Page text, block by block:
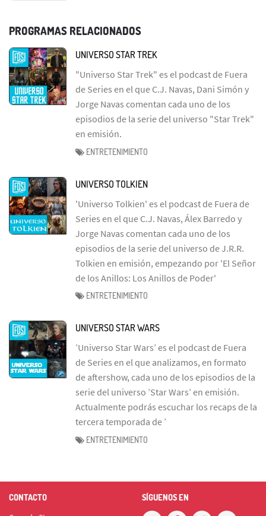
PROGRAMAS RELACIONADOS
UNIVERSO STAR TREK
"Universo Star Trek" es el podcast de Fuera
de Series en el que C.J. Navas, Dani Simón y
Jorge Navas comentan cada uno de los
episodios de la serie del universo "Star Trek"
en emisión.
ENTRETENIMIENTO
UNIVERSO TOLKIEN
'Universo Tolkien' es el podcast de Fuera de
Series en el que C.J. Navas, Álex Barredo y
Jorge Navas comentan cada uno de los
episodios de la serie del universo de J.R.R.
Tolkien en emisión, empezando por 'El Señor
de los Anillos: Los Anillos de Poder'
ENTRETENIMIENTO
UNIVERSO STAR WARS
’Universo Star Wars’ es el podcast de Fuera
de Series en el que analizamos, en formato
de aftershow, cada uno de los episodios de la
serie del universo ’Star Wars’ en emisión.
Actualmente podrás escuchar los recaps de la
tercera temporada de ’
ENTRETENIMIENTO
CONTACTO SÍGUENOS EN